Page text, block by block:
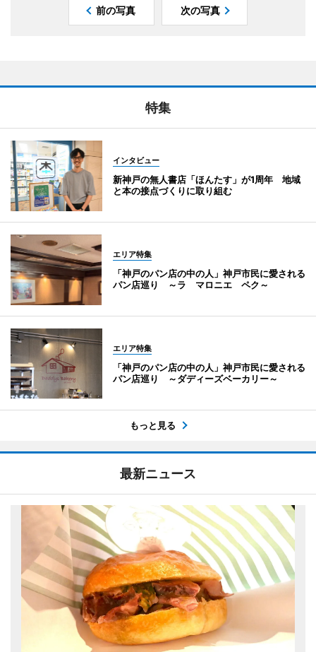
前の写真 次の写真
特集
インタビュー
新神戸の無人書店「ほんたす」が1周年 地域
と本の接点づくりに取り組む
エリア特集
「神戸のパン店の中の人」神戸市民に愛される
パン店巡り ～ラ マロニエ ペク～
エリア特集
「神戸のパン店の中の人」神戸市民に愛される
パン店巡り ～ダディーズベーカリー～
もっと見る
最新ニュース